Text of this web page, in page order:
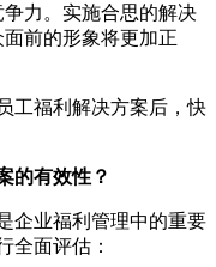
力。实施合思的解决
前的形象将更加正
工福利解决方案后，快
的有效性？
企业福利管理中的重要
全面评估：